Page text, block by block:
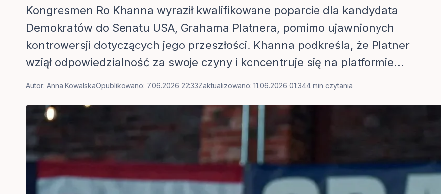
Kongresmen Ro Khanna wyraził kwalifikowane poparcie dla kandydata
Demokratów do Senatu USA, Grahama Platnera, pomimo ujawnionych
kontrowersji dotyczących jego przeszłości. Khanna podkreśla, że Platner
wziął odpowiedzialność za swoje czyny i koncentruje się na platformie...
Autor: Anna KowalskaOpublikowano: 7.06.2026 22:33Zaktualizowano: 11.06.2026 01:344 min czytania